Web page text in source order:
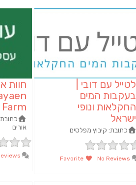
לטייל עם דובי |
בעקבות המים
החקלאות ונופי
ישראל
כתובת: קיבוץ מפלסים
חוות
‏אורים‏